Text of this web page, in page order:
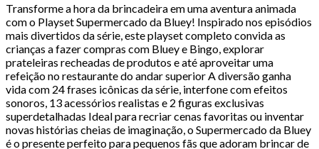
Transforme a hora da brincadeira em uma aventura animada
com o Playset Supermercado da Bluey! Inspirado nos episódios
mais divertidos da série, este playset completo convida as
crianças a fazer compras com Bluey e Bingo, explorar
prateleiras recheadas de produtos e até aproveitar uma
refeição no restaurante do andar superior A diversão ganha
vida com 24 frases icônicas da série, interfone com efeitos
sonoros, 13 acessórios realistas e 2 figuras exclusivas
superdetalhadas Ideal para recriar cenas favoritas ou inventar
novas histórias cheias de imaginação, o Supermercado da Bluey
é o presente perfeito para pequenos fãs que adoram brincar de